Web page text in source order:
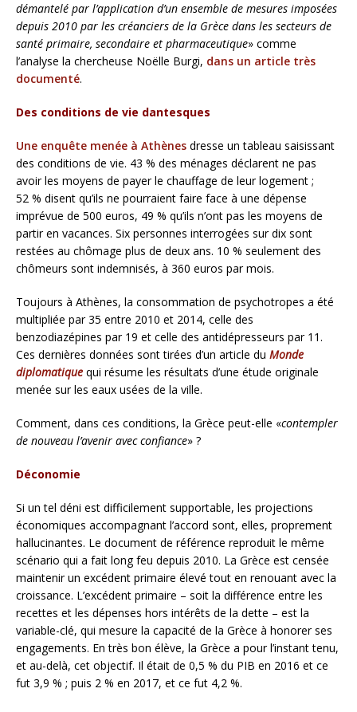
démantelé par l’application d’un ensemble de mesures imposées
depuis 2010 par les créanciers de la Grèce dans les secteurs de
santé primaire, secondaire et pharmaceutique» comme
l’analyse la chercheuse Noëlle Burgi, dans un article très
documenté.
Des conditions de vie dantesques
Une enquête menée à Athènes dresse un tableau saisissant
des conditions de vie. 43 % des ménages déclarent ne pas
avoir les moyens de payer le chauffage de leur logement ;
52 % disent qu’ils ne pourraient faire face à une dépense
imprévue de 500 euros, 49 % qu’ils n’ont pas les moyens de
partir en vacances. Six personnes interrogées sur dix sont
restées au chômage plus de deux ans. 10 % seulement des
chômeurs sont indemnisés, à 360 euros par mois.
Toujours à Athènes, la consommation de psychotropes a été
multipliée par 35 entre 2010 et 2014, celle des
benzodiazépines par 19 et celle des antidépresseurs par 11.
Ces dernières données sont tirées d’un article du Monde
diplomatique qui résume les résultats d’une étude originale
menée sur les eaux usées de la ville.
Comment, dans ces conditions, la Grèce peut-elle «contempler
de nouveau l’avenir avec confiance» ?
Déconomie
Si un tel déni est difficilement supportable, les projections
économiques accompagnant l’accord sont, elles, proprement
hallucinantes. Le document de référence reproduit le même
scénario qui a fait long feu depuis 2010. La Grèce est censée
maintenir un excédent primaire élevé tout en renouant avec la
croissance. L’excédent primaire – soit la différence entre les
recettes et les dépenses hors intérêts de la dette – est la
variable-clé, qui mesure la capacité de la Grèce à honorer ses
engagements. En très bon élève, la Grèce a pour l’instant tenu,
et au-delà, cet objectif. Il était de 0,5 % du PIB en 2016 et ce
fut 3,9 % ; puis 2 % en 2017, et ce fut 4,2 %.